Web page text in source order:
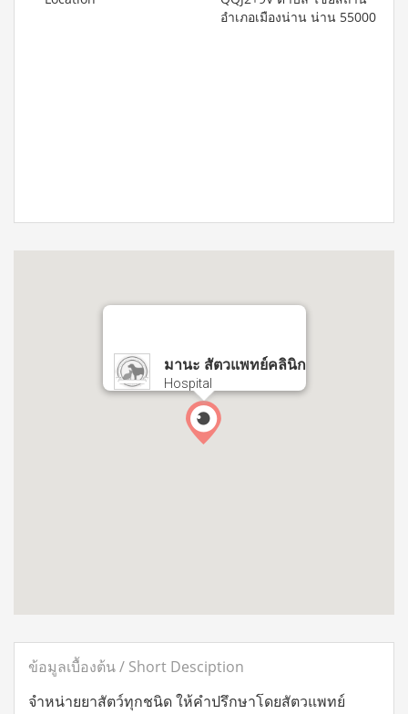
อำเภอเมืองน่าน น่าน 55000
มานะ สัตวแพทย์คลินิก
Hospital
ข้อมูลเบื้องต้น / Short Desciption
จำหน่ายยาสัตว์ทุกชนิด ให้คำปรึกษาโดยสัตวแพทย์